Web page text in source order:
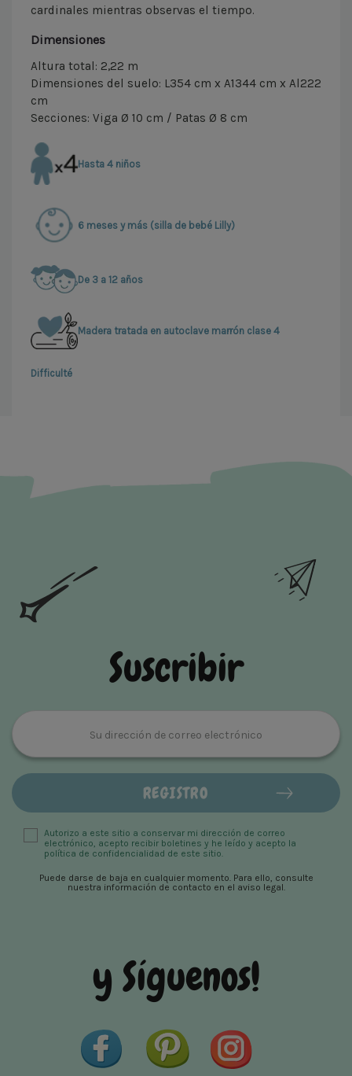
cardinales mientras observas el tiempo.
Dimensiones
Altura total: 2,22 m
Dimensiones del suelo: L354 cm x A1344 cm x Al222
cm
Secciones: Viga Ø 10 cm / Patas Ø 8 cm
Hasta 4 niños
6 meses y más (silla de bebé Lilly)
De 3 a 12 años
Madera tratada en autoclave marrón clase 4
Difficulté
Suscribir
Puede darse de baja en cualquier momento. Para ello, consulte
nuestra información de contacto en el aviso legal.
Autorizo ​​a este sitio a conservar mi dirección de correo
electrónico, acepto recibir boletines y he leído y acepto la
política de confidencialidad de este sitio.
y Síguenos!
Facebook Pinterest